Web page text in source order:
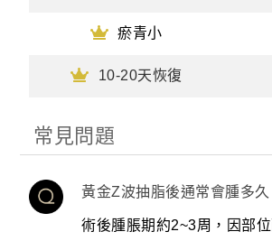
瘀青小
10-20天恢復
常見問題
黃金Z波抽脂後通常會腫多久
術後腫脹期約2~3周，因部